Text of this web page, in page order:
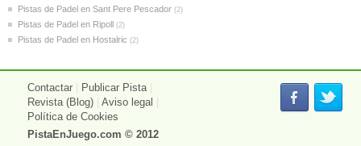
Pistas de Padel en Sant Pere Pescador (2)
Pistas de Padel en Ripoll (2)
Pistas de Padel en Hostalric (2)
Contactar Publicar Pista
Revista (Blog)
Aviso legal
Política de Cookies
PistaEnJuego.com © 2012